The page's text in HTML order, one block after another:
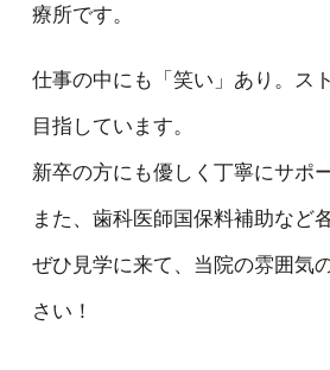
療所です。
仕事の中にも「笑い」あり。ス
目指しています。
新卒の方にも優しく丁寧にサポ
また、歯科医師国保料補助など
ぜひ見学に来て、当院の雰囲気
さい！